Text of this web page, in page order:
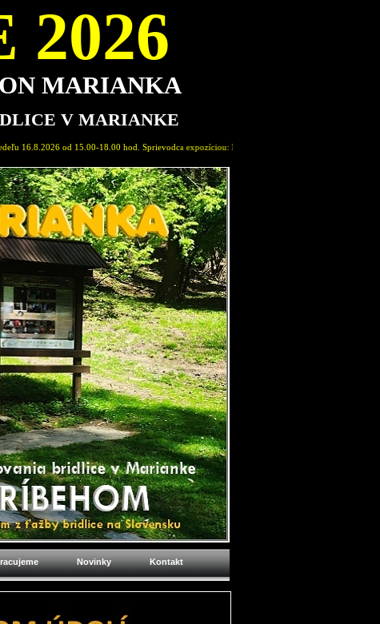
MARIANKA
V MARIANKE
Sprievodca expozíciou: Marián Pavlovič, člen Spolku Permon Marianka. Vstupné
Novinky Kontakt